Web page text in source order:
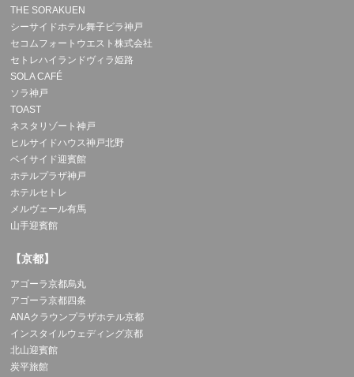
THE SORAKUEN
シーサイドホテル舞子ビラ神戸
セコムフォートウエスト株式会社
セトレハイランドヴィラ姫路
SOLA CAFÉ
ソラ神戸
TOAST
ネスタリゾート神戸
ヒルサイドハウス神戸北野
ベイサイド迎賓館
ホテルプラザ神戸
ホテルセトレ
メルヴェール有馬
山手迎賓館
【京都】
アゴーラ京都烏丸
アゴーラ京都四条
ANAクラウンプラザホテル京都
インスタイルウェディング京都
北山迎賓館
炭平旅館